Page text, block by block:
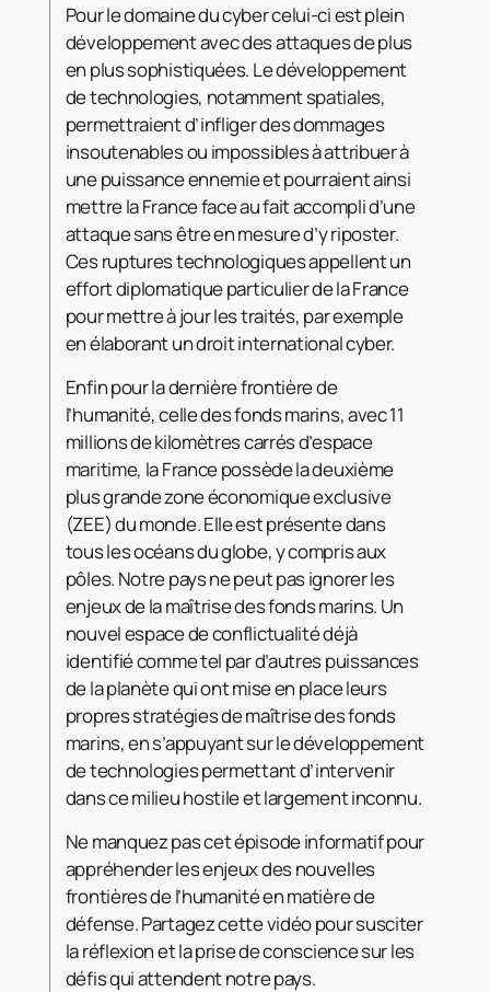
Pour le domaine du cyber celui-ci est plein
développement avec des attaques de plus
en plus sophistiquées. Le développement
de technologies, notamment spatiales,
permettraient d’infliger des dommages
insoutenables ou impossibles à attribuer à
une puissance ennemie et pourraient ainsi
mettre la France face au fait accompli d’une
attaque sans être en mesure d’y riposter.
Ces ruptures technologiques appellent un
effort diplomatique particulier de la France
pour mettre à jour les traités, par exemple
en élaborant un droit international cyber.
Enfin pour la dernière frontière de
l’humanité, celle des fonds marins, avec 11
millions de kilomètres carrés d’espace
maritime, la France possède la deuxième
plus grande zone économique exclusive
(ZEE) du monde. Elle est présente dans
tous les océans du globe, y compris aux
pôles. Notre pays ne peut pas ignorer les
enjeux de la maîtrise des fonds marins. Un
nouvel espace de conflictualité déjà
identifié comme tel par d’autres puissances
de la planète qui ont mise en place leurs
propres stratégies de maîtrise des fonds
marins, en s’appuyant sur le développement
de technologies permettant d’intervenir
dans ce milieu hostile et largement inconnu.
Ne manquez pas cet épisode informatif pour
appréhender les enjeux des nouvelles
frontières de l’humanité en matière de
défense. Partagez cette vidéo pour susciter
la réflexion et la prise de conscience sur les
défis qui attendent notre pays.